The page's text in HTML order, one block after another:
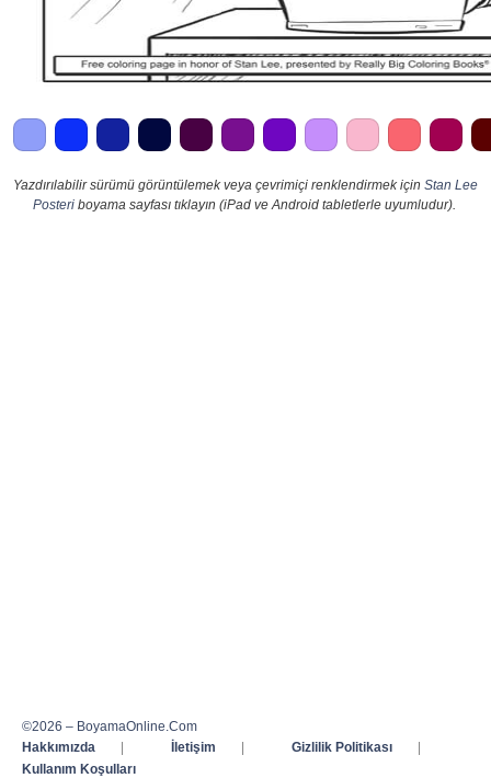
Yazdırılabilir sürümü görüntülemek veya çevrimiçi renklendirmek için Stan Lee
Posteriboyama sayfası tıklayın (iPad ve Android tabletlerle uyumludur).
©2026 – BoyamaOnline.Com
Hakkımızda
| İletişim | Gizlilik Politikası
|
Kullanım Koşulları